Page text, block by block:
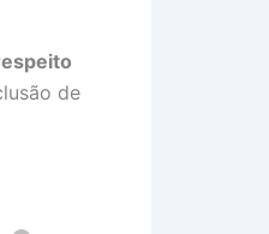
de